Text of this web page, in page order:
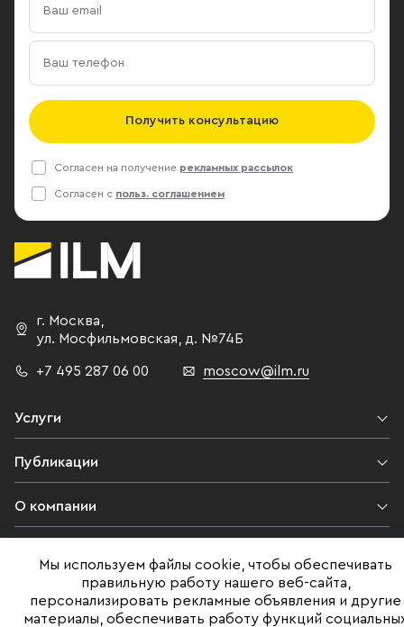
Получить консультацию
Согласен на получение рекламных рассылок
Согласен с польз. соглашением
г. Москва
ул. Мосфильмовская,
д. №74Б
+7 495 287 06 00 moscow@ilm.ru
Услуги
Публикации
О компании
Юридическая информация
Мы используем файлы cookie, чтобы обеспечивать
правильную работу нашего веб-сайта,
персонализировать рекламные объявления и другие
материалы, обеспечивать работу функций